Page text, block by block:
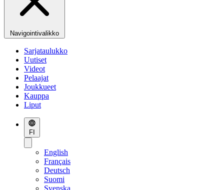
Navigointivalikko
Sarjataulukko
Uutiset
Videot
Pelaajat
Joukkueet
Kauppa
Liput
FI
English
Français
Deutsch
Suomi
Svenska